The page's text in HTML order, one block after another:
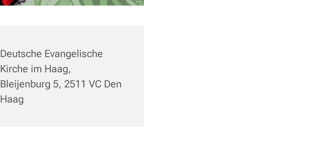
Deutsche Evangelische
Kirche im Haag,
Bleijenburg 5, 2511 VC Den
Haag